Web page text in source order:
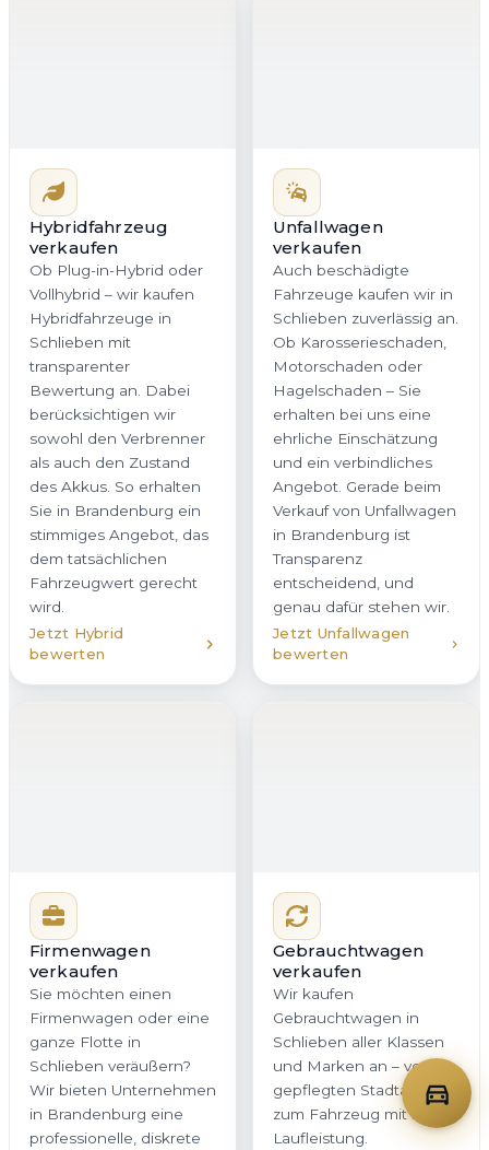
Sie in Brandenburg ein
stimmiges Angebot, das
dem tatsächlichen
Fahrzeugwert gerecht
wird.
Jetzt Hybrid
bewerten
Angebot. Gerade beim
Verkauf von Unfallwagen
in Brandenburg ist
Transparenz
entscheidend, und
genau dafür stehen wir.
Jetzt Unfallwagen
bewerten
Firmenwagen
verkaufen
Sie möchten einen
Firmenwagen oder eine
ganze Flotte in
Schlieben veräußern?
Wir bieten Unternehmen
in Brandenburg eine
zuverlässig im Takt.
Jetzt Firmenwagen
bewerten
Gebrauchtwagen
verkaufen
Wir kaufen
Gebrauchtwagen in
Schlieben aller Klassen
und Marken an – vom
gepflegten Stadtauto bis
zum Fahrzeug mit hoher
Brandenburg – ohne
versteckte
Nachverhandlungen.
Jetzt Gebrauchtwagen
bewerten